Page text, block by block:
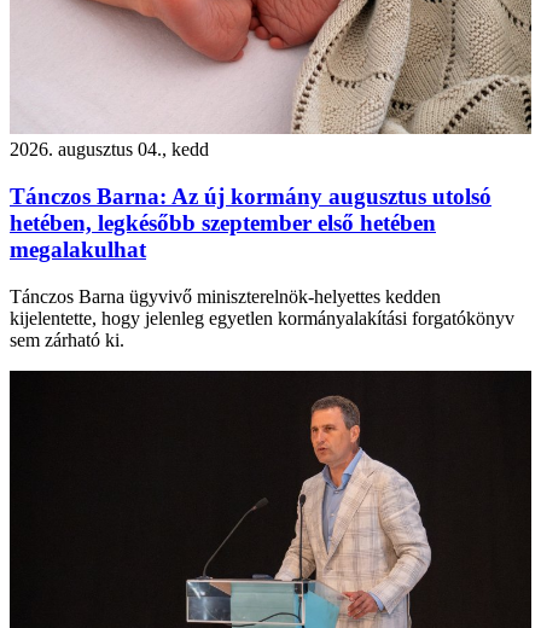
2026. augusztus 04., kedd
Tánczos Barna: Az új kormány augusztus utolsó
hetében, legkésőbb szeptember első hetében
megalakulhat
Tánczos Barna ügyvivő miniszterelnök-helyettes kedden
kijelentette, hogy jelenleg egyetlen kormányalakítási forgatókönyv
sem zárható ki.